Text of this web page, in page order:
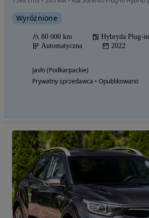
Wyróżnione
80 000 km
Hybryda Plug-in
Automatyczna
2022
Jasło (Podkarpackie)
Prywatny sprzedawca • Opublikowano